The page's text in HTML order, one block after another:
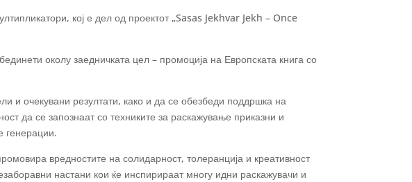
кој е дел од проектот „Sasas Jekhvar Jekh – Once
околу заедничката цел – промоција на Европската книга со
и очекувани резултати, како и да се обезбеди поддршка на
да се запознаат со техниките за раскажување приказни и
генерации.
вредностите на солидарност, толеранција и креативност
настани кои ќе инспирираат многу идни раскажувачи и